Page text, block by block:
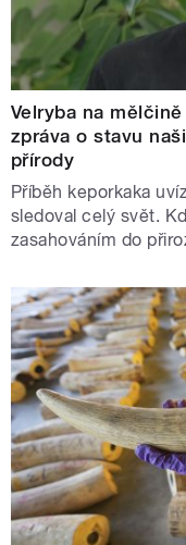
Velryba na
zpráva o stavu
přírody
Příběh keporkaka
sledoval celý svět.
zasahováním do